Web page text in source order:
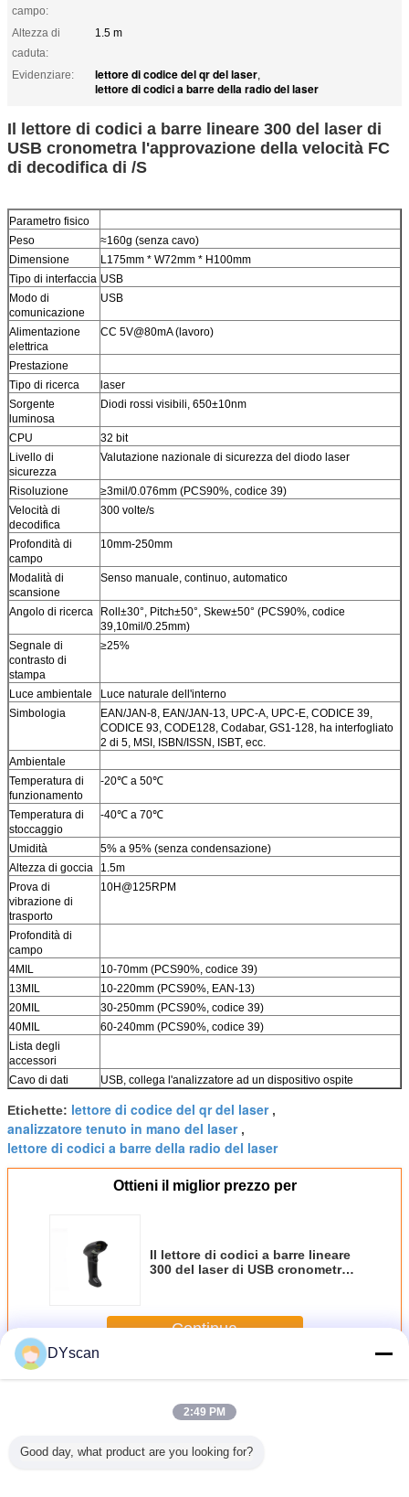
campo:
Altezza di
caduta:
1.5 m
Evidenziare: lettore di codice del qr del laser,
lettore di codici a barre della radio del laser
Il lettore di codici a barre lineare 300 del laser di
USB cronometra l'approvazione della velocità FC
di decodifica di /S
Parametro fisico
Peso
≈160g (senza cavo)
Dimensione
L175mm * W72mm * H100mm
Tipo di interfaccia USB
Modo di
comunicazione
USB
Alimentazione
elettrica
CC 5V@80mA (lavoro)
Prestazione
Tipo di ricerca
laser
Sorgente
luminosa
Diodi rossi visibili, 650±10nm
CPU
32 bit
Livello di
sicurezza
Valutazione nazionale di sicurezza del diodo laser
Risoluzione
≥3mil/0.076mm (PCS90%, codice 39)
Velocità di
decodifica
300 volte/s
Profondità di
campo
10mm-250mm
Modalità di
scansione
Senso manuale, continuo, automatico
Angolo di ricerca
Roll±30°, Pitch±50°, Skew±50° (PCS90%, codice
39,10mil/0.25mm)
Segnale di
contrasto di
stampa
≥25%
Luce ambientale
Luce naturale dell'interno
Simbologia
EAN/JAN-8, EAN/JAN-13, UPC-A, UPC-E, CODICE 39,
CODICE 93, CODE128, Codabar, GS1-128, ha interfogliato
2 di 5, MSI, ISBN/ISSN, ISBT, ecc.
Ambientale
Temperatura di
funzionamento
-20℃ a 50℃
Temperatura di
stoccaggio
-40℃ a 70℃
Umidità
5% a 95% (senza condensazione)
Altezza di goccia
1.5m
Prova di
vibrazione di
trasporto
10H@125RPM
Profondità di
campo
4MIL
10-70mm (PCS90%, codice 39)
13MIL
10-220mm (PCS90%, EAN-13)
20MIL
30-250mm (PCS90%, codice 39)
40MIL
60-240mm (PCS90%, codice 39)
Lista degli
accessori
Cavo di dati
USB, collega l'analizzatore ad un dispositivo ospite
Etichette: lettore di codice del qr del laser,
analizzatore tenuto in mano del laser,
lettore di codici a barre della radio del laser
Ottieni il miglior prezzo per
Il lettore di codici a barre lineare
300 del laser di USB cronometra
Continua
PiùLaser Barcode Scanner
DYscan
2:49 PM
Good day, what product are you looking for?